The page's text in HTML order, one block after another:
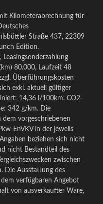
Kilometerabrechnung für
Straße 437, 22309
Edition.
Leasingsonderzahlung
80.000, Laufzeit 48
Überführungskosten
exkl. aktuell gültiger
14,36 l/100km. CO2-
342 g/km. Die
vorgeschriebenen
EnVKV in der jeweils
beziehen sich nicht
nicht Bestandteil des
zwischen
Die Ausstattung des
verfügbaren Angebot
von ausverkaufter Ware,